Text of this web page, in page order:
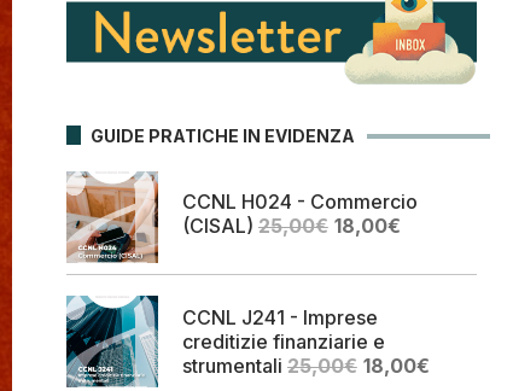
GUIDE PRATICHE IN EVIDENZA
CCNL H024 - Commercio
(CISAL) 25,00€ Il
originale
25,00€.
18,00€Il
attuale
CCNL J241 - Imprese
creditizie finanziarie e
strumentali 25,00€ Il
18,00€Il